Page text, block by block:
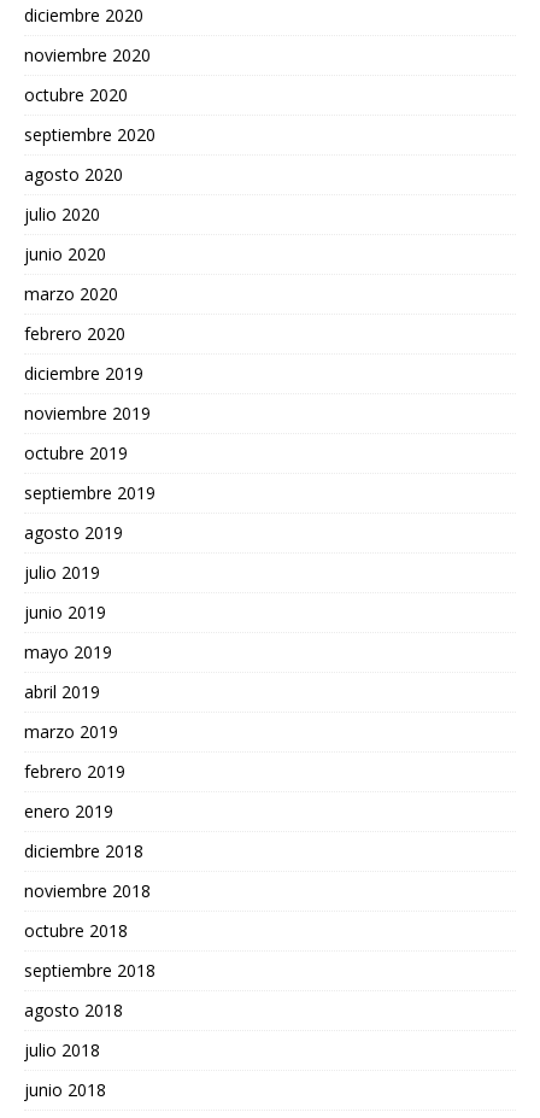
diciembre 2020
noviembre 2020
octubre 2020
septiembre 2020
agosto 2020
julio 2020
junio 2020
marzo 2020
febrero 2020
diciembre 2019
noviembre 2019
octubre 2019
septiembre 2019
agosto 2019
julio 2019
junio 2019
mayo 2019
abril 2019
marzo 2019
febrero 2019
enero 2019
diciembre 2018
noviembre 2018
octubre 2018
septiembre 2018
agosto 2018
julio 2018
junio 2018